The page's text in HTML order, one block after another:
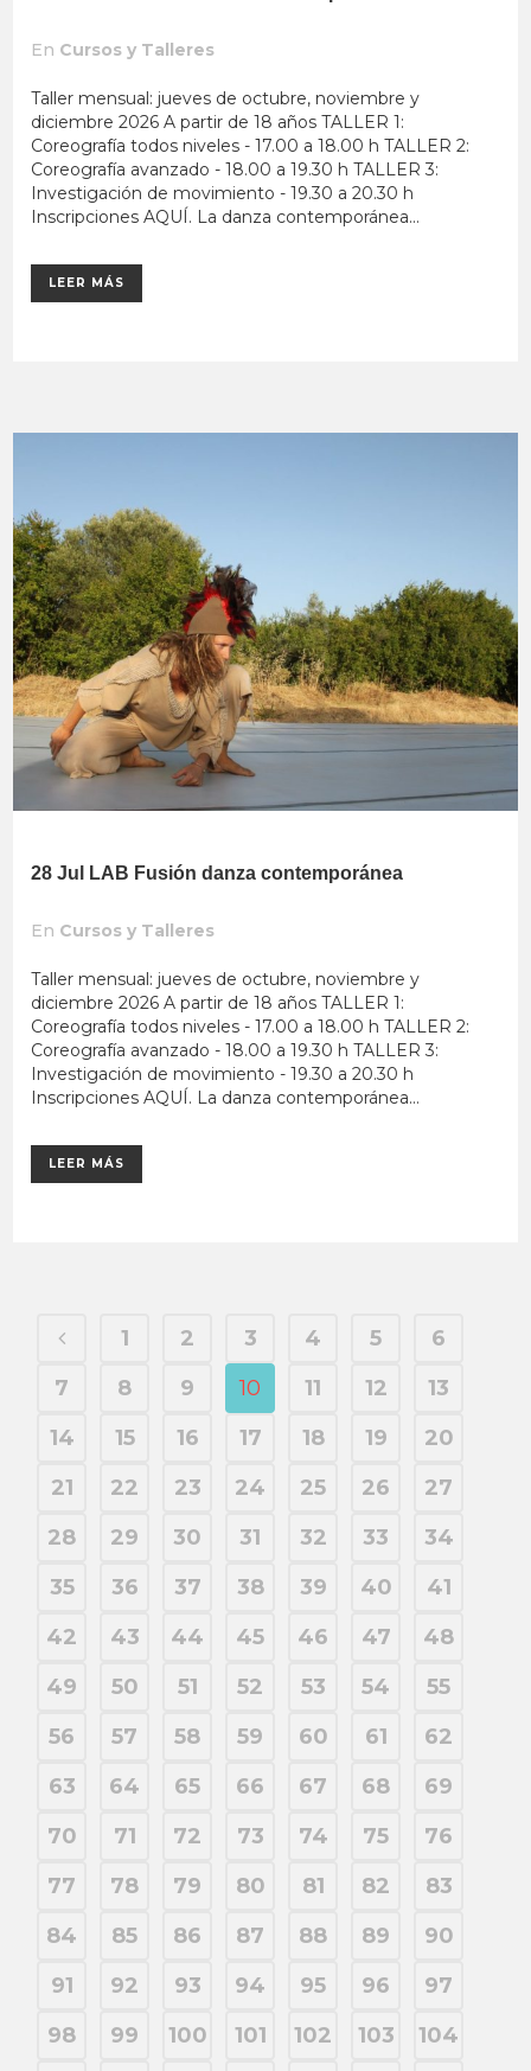
En Cursos y Talleres
Taller mensual: jueves de octubre, noviembre y
diciembre 2026 A partir de 18 años TALLER 1:
Coreografía todos niveles - 17.00 a 18.00 h TALLER 2:
Coreografía avanzado - 18.00 a 19.30 h TALLER 3:
Investigación de movimiento - 19.30 a 20.30 h
Inscripciones AQUÍ. La danza contemporánea...
LEER MÁS
28 Jul LAB Fusión danza contemporánea
En Cursos y Talleres
Taller mensual: jueves de octubre, noviembre y
diciembre 2026 A partir de 18 años TALLER 1:
Coreografía todos niveles - 17.00 a 18.00 h TALLER 2:
Coreografía avanzado - 18.00 a 19.30 h TALLER 3:
Investigación de movimiento - 19.30 a 20.30 h
Inscripciones AQUÍ. La danza contemporánea...
LEER MÁS
1 2 3 4 5
6
7
8 9 10 11 12
13
14
15 16 17 18 19
20
21
22 23 24 25 26
27
28
29 30 31 32 33
34
35
36 37 38 39 40
41
42
43 44 45 46 47
48
49
50 51 52 53 54
55
56
57 58 59 60 61
62
63
64 65 66 67 68
69
70
71 72 73 74 75
76
77
78 79 80 81 82
83
84
85 86 87 88 89
90
91
92 93 94 95 96
97
98
99 100 101 102 103
104